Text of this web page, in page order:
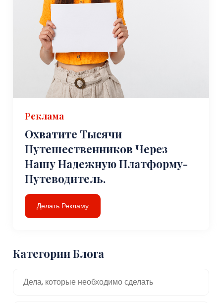
Реклама
Охватите Тысячи
Путешественников Через
Нашу Надежную Платформу-
Путеводитель.
Делать Рекламу
Категории Блога
Дела, которые необходимо сделать